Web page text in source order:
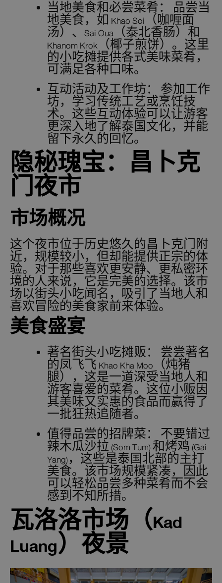
当地美食和必尝菜肴：
品尝当
地美食，如 Khao Soi（咖喱面
汤）、Sai Oua（泰北香肠）和
Khanom Krok（椰子煎饼）。这里
的小吃摊提供各式美味菜肴，
可满足各种口味。
互动活动及工作坊：
参加工作
坊，学习传统工艺或烹饪技
术。这些互动体验可以让游客
更深入地了解泰国文化，并能
留下永久的回忆。
隐秘瑰宝：昌卜克
门夜市
市场概况
这个夜市位于历史悠久的昌卜克门附
近，规模较小，但却能提供正宗的体
验。对于那些喜欢更安静、更私密环
境的人来说，它是完美的选择。该市
场以街头小吃闻名，吸引了当地人和
喜欢冒险的美食家前来体验。
美食盛宴
著名街头小吃摊贩：
尝尝著名
的凤飞飞 Khao Kha Moo（炖猪
腿），这是一道深受当地人和
游客喜爱的菜肴。这位小贩因
其美味又实惠的食品而赢得了
一批狂热追随者。
值得品尝的招牌菜：
不要错过
辣木瓜沙拉 (Som Tum) 和烤鸡 (Gai
Yang)，这些是泰国北部的主打
美食。该市场规模紧凑，因此
可以轻松品尝多种菜肴而不会
感到不知所措。
瓦洛洛市场（Kad
Luang）夜景